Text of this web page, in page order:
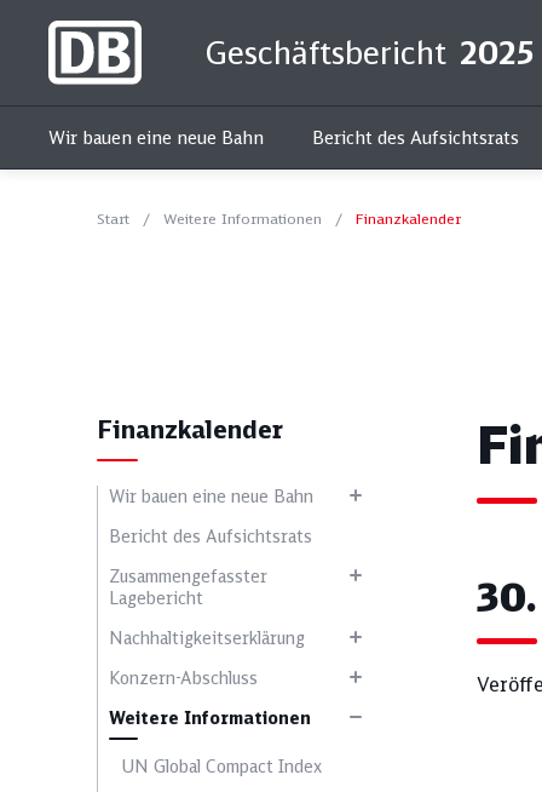
Geschäftsbericht 2025
Wir bauen eine neue Bahn Bericht des Aufsichtsrats
Start Weitere Informationen Finanzkalender
Finanzkalender
Wir bauen eine neue Bahn
Bericht des Aufsichtsrats
Zusammengefasster
Lagebericht
Nachhaltigkeitserklärung
Konzern-Abschluss
Weitere Informationen
UN Global Compact Index
Wählen Sie